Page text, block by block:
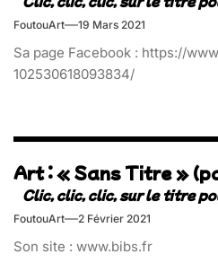
FoutouArt 19 Mars 2021
Sa page Facebook : https://
102530618093834/
Art : « Sans Titre »
FoutouArt 2 Février 2021
Son site : www.bibs.fr